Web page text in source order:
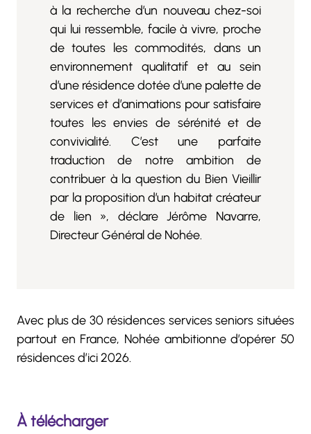
à la recherche d’un nouveau chez-soi
qui lui ressemble, facile à vivre, proche
de toutes les commodités, dans un
environnement qualitatif et au sein
d’une résidence dotée d’une palette de
services et d’animations pour satisfaire
toutes les envies de sérénité et de
convivialité. C’est une parfaite
traduction de notre ambition de
contribuer à la question du Bien Vieillir
par la proposition d’un habitat créateur
de lien », déclare Jérôme Navarre,
Directeur Général de Nohée.
Avec plus de 30 résidences services seniors situées
partout en France, Nohée ambitionne d’opérer 50
résidences d’ici 2026.
À télécharger